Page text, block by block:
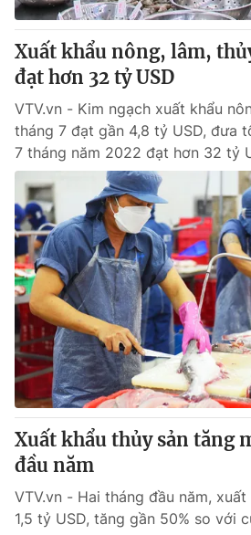
Xuất khẩu nông, lâm,
đạt hơn 32 tỷ USD
VTV.vn - Kim ngạch xuất khẩu
tháng 7 đạt gần 4,8 tỷ USD, đưa
7 tháng năm 2022 đạt hơn 32 tỷ
Xuất khẩu thủy sản tăng
đầu năm
VTV.vn - Hai tháng đầu năm,
1,5 tỷ USD, tăng gần 50% so với